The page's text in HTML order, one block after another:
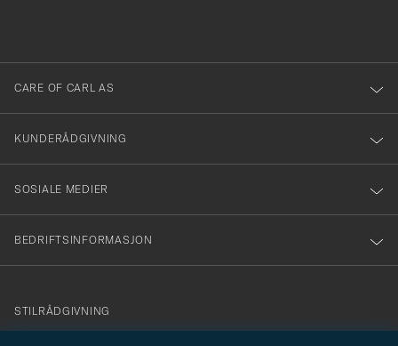
dig
till
vårt
nyhetsbrev!
CARE OF CARL AS
KUNDERÅDGIVNING
SOSIALE MEDIER
BEDRIFTSINFORMASJON
info@careofcarl.no
STILRÅDGIVNING